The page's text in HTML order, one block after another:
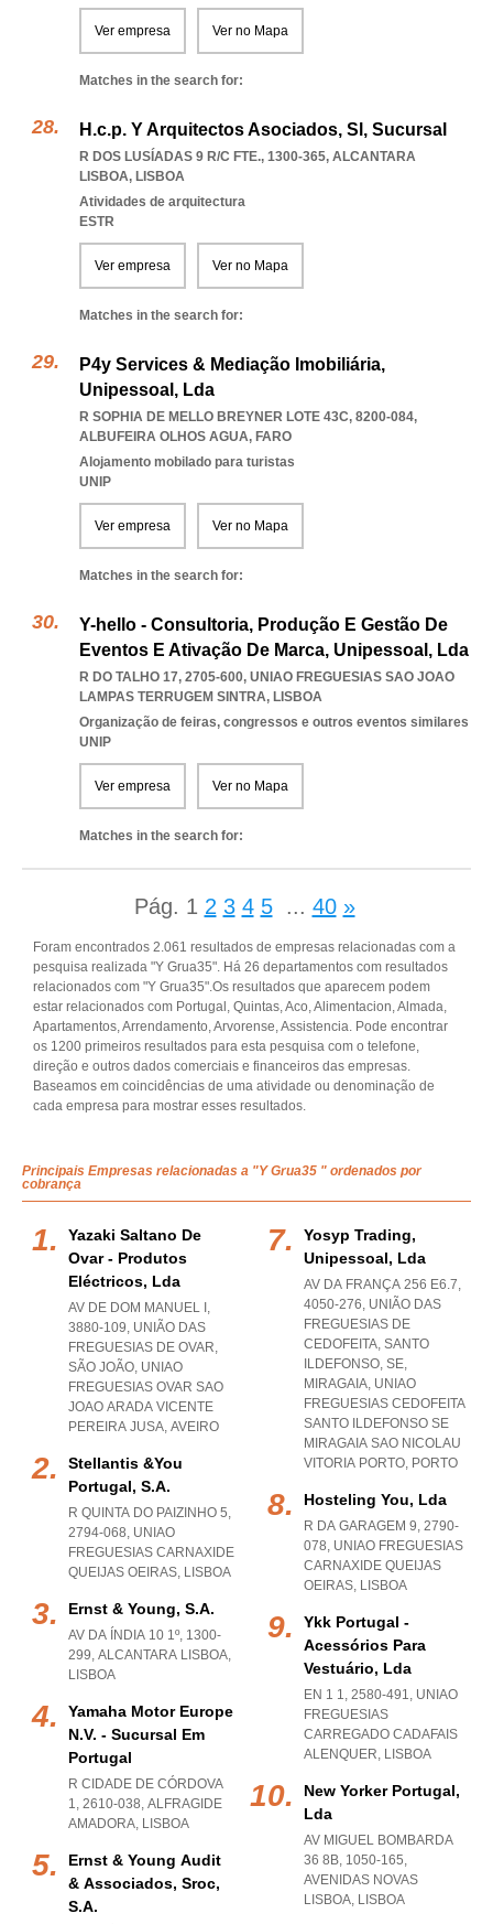
Ver empresa Ver no Mapa
Matches in the search for:
H.c.p. Y Arquitectos Asociados, Sl, Sucursal
R DOS LUSÍADAS 9 R/C FTE., 1300-365, ALCANTARA
LISBOA, LISBOA
Atividades de arquitectura
ESTR
Ver empresa Ver no Mapa
Matches in the search for:
P4y Services & Mediação Imobiliária,
Unipessoal, Lda
R SOPHIA DE MELLO BREYNER LOTE 43C, 8200-084,
ALBUFEIRA OLHOS AGUA, FARO
Alojamento mobilado para turistas
UNIP
Ver empresa Ver no Mapa
Matches in the search for:
Y-hello - Consultoria, Produção E Gestão De
Eventos E Ativação De Marca, Unipessoal, Lda
R DO TALHO 17, 2705-600, UNIAO FREGUESIAS SAO JOAO
LAMPAS TERRUGEM SINTRA, LISBOA
Organização de feiras, congressos e outros eventos similares
UNIP
Ver empresa Ver no Mapa
Matches in the search for:
Pág. 1 2 3 4 5 ... 40 »
Foram encontrados 2.061 resultados de empresas relacionadas com a
pesquisa realizada "Y Grua35". Há 26 departamentos com resultados
relacionados com "Y Grua35".Os resultados que aparecem podem
estar relacionados com Portugal, Quintas, Aco, Alimentacion, Almada,
Apartamentos, Arrendamento, Arvorense, Assistencia. Pode encontrar
os 1200 primeiros resultados para esta pesquisa com o telefone,
direção e outros dados comerciais e financeiros das empresas.
Baseamos em coincidências de uma atividade ou denominação de
cada empresa para mostrar esses resultados.
Principais Empresas relacionadas a "Y Grua35 " ordenados por
cobrança
Yazaki Saltano De
Ovar - Produtos
Eléctricos, Lda
AV DE DOM MANUEL I,
3880-109, UNIÃO DAS
FREGUESIAS DE OVAR,
SÃO JOÃO, UNIAO
FREGUESIAS OVAR SAO
JOAO ARADA VICENTE
PEREIRA JUSA, AVEIRO
Stellantis &you
Portugal, S.a.
R QUINTA DO PAIZINHO 5,
2794-068, UNIAO
FREGUESIAS CARNAXIDE
QUEIJAS OEIRAS, LISBOA
Ernst & Young, S.a.
AV DA ÍNDIA 10 1º, 1300-
299, ALCANTARA LISBOA,
LISBOA
Yamaha Motor Europe
N.v. - Sucursal Em
Portugal
R CIDADE DE CÓRDOVA
1, 2610-038, ALFRAGIDE
AMADORA, LISBOA
Ernst & Young Audit
& Associados, Sroc,
S.a.
Yosyp Trading,
Unipessoal, Lda
AV DA FRANÇA 256 E6.7,
4050-276, UNIÃO DAS
FREGUESIAS DE
CEDOFEITA, SANTO
ILDEFONSO, SE,
MIRAGAIA, UNIAO
FREGUESIAS CEDOFEITA
SANTO ILDEFONSO SE
MIRAGAIA SAO NICOLAU
VITORIA PORTO, PORTO
Hosteling You, Lda
R DA GARAGEM 9, 2790-
078, UNIAO FREGUESIAS
CARNAXIDE QUEIJAS
OEIRAS, LISBOA
Ykk Portugal -
Acessórios Para
Vestuário, Lda
EN 1 1, 2580-491, UNIAO
FREGUESIAS
CARREGADO CADAFAIS
ALENQUER, LISBOA
New Yorker Portugal,
Lda
AV MIGUEL BOMBARDA
36 8B, 1050-165,
AVENIDAS NOVAS
LISBOA, LISBOA